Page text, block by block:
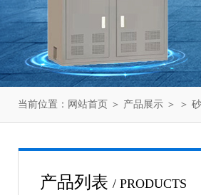
当前位置： 网站首页 ＞ 产品展示 ＞ ＞
产品列表 / PRODUCTS